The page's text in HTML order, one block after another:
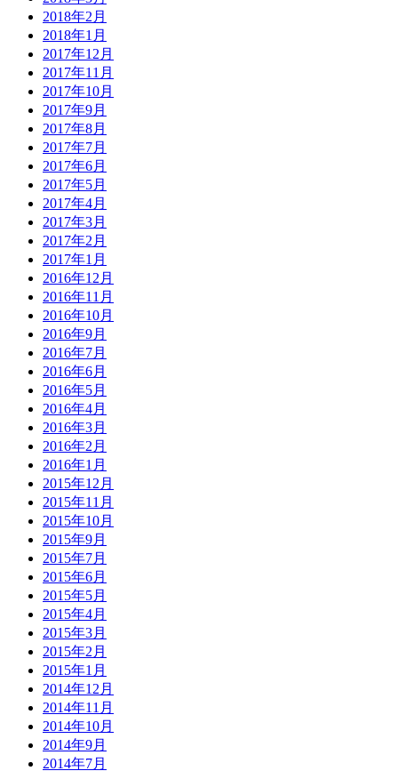
2018年2月
2018年1月
2017年12月
2017年11月
2017年10月
2017年9月
2017年8月
2017年7月
2017年6月
2017年5月
2017年4月
2017年3月
2017年2月
2017年1月
2016年12月
2016年11月
2016年10月
2016年9月
2016年7月
2016年6月
2016年5月
2016年4月
2016年3月
2016年2月
2016年1月
2015年12月
2015年11月
2015年10月
2015年9月
2015年7月
2015年6月
2015年5月
2015年4月
2015年3月
2015年2月
2015年1月
2014年12月
2014年11月
2014年10月
2014年9月
2014年7月